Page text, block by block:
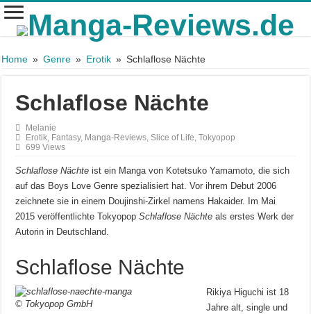
Home » Genre » Erotik » Schlaflose Nächte
Schlaflose Nächte
Melanie
Erotik, Fantasy, Manga-Reviews, Slice of Life,Tokyopop
699 Views
Schlaflose Nächte ist ein Manga von Kotetsuko Yamamoto, die sich
auf das Boys Love Genre spezialisiert hat. Vor ihrem Debut 2006
zeichnete sie in einem Doujinshi-Zirkel namens Hakaider. Im Mai
2015 veröffentlichte TokyopopSchlaflose Nächte als erstes Werk der
Autorin in Deutschland.
Schlaflose Nächte
© Tokyopop GmbH
Rikiya Higuchi ist 18
Jahre alt, single und